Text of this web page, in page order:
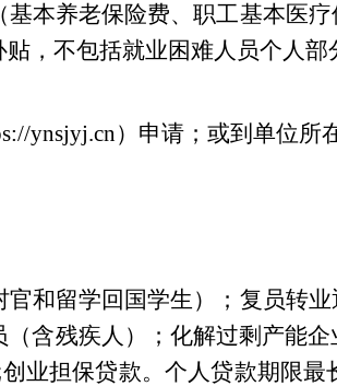
本养老保险费、职工基本医
，不包括就业困难人员个人部
ynsjyj.cn） 申请；或到单位所
和留学回国学生）；复员转
含残疾人）；化解过剩产能
业担保贷款。个人贷款期限最